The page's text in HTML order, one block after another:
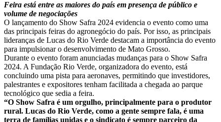
Feira está entre as maiores do país em presença de público e
volume de negociações
O lançamento do Show Safra 2024 evidencia o evento como uma
das principais feiras do agronegócio do país. Por isso, as principais
lideranças de Lucas do Rio Verde destacam a importância do evento
para impulsionar o desenvolvimento de Mato Grosso.
Durante o evento foram anunciadas mudanças para o Show Safra
2024. A Fundação Rio Verde, organizadora do evento, está
concluindo uma pista para aeronaves, permitindo que investidores,
palestrantes e expositores tenham facilitada a chegada ao parque
tecnológico que sedia a feira.
“O Show Safra é um orgulho, principalmente para o produtor
rural. Lucas do Rio Verde, como a gente sempre fala, é uma
terra de famílias unidas e o sindicato é sempre parceiro da